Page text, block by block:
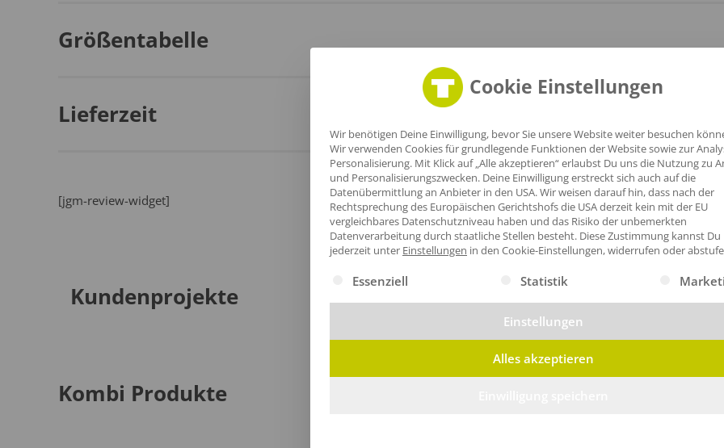
Größentabelle
Lieferzeit
[jgm-review-widget]
Kundenprojekte
Kombi Produkte
Cookie Einstellungen
Wir benötigen Deine Einwilligung, bevor Sie unsere Website weiter besuchen
Wir verwenden Cookies für grundlegende Funktionen der Website sowie zur
Personalisierung. Mit Klick auf „Alle akzeptieren“ erlaubst Du uns die Nutzung zu
und Personalisierungszwecken. Deine Einwilligung erstreckt sich auch auf die
Datenübermittlung an Anbieter in den USA. Wir weisen darauf hin, dass nach der
Rechtsprechung des Europäischen Gerichtshofs die USA derzeit kein mit der EU
vergleichbares Datenschutzniveau haben und das Risiko der unbemerkten
Datenverarbeitung durch staatliche Stellen besteht. Diese Zustimmung kannst Du
jederzeit unter Einstellungen in den Cookie-Einstellungen, widerrufen oder
Es folgt eine Liste der Service-Gruppen, für die eine Einwilligung
Essenziell Statistik
Einstellungen
Alles akzeptieren